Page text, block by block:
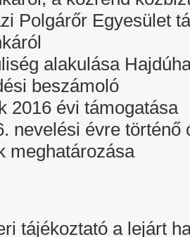
Polgárőr Egyesület
alakulása
beszámoló
2016 évi támogatása
nevelési évre történő
meghatározása
tájékoztató a lejárt